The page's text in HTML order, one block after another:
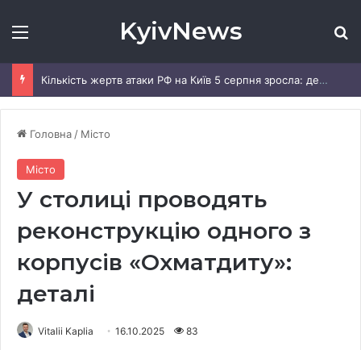
Меню KyivNews
Кількість жертв атаки РФ на Київ 5 серпня зросла: деталі
Головна / Місто
Місто
У столиці проводять
реконструкцію одного з
корпусів «Охматдиту»:
деталі
Vitalii Kaplia 16.10.2025 83